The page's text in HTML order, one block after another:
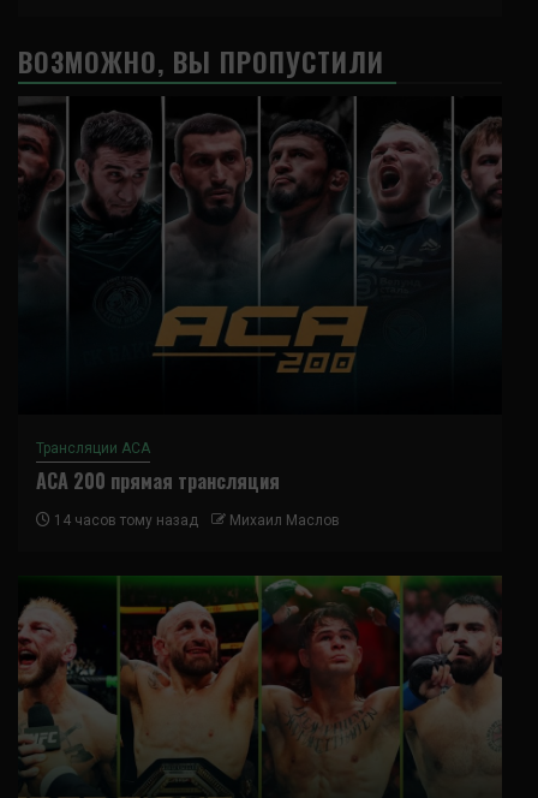
ВОЗМОЖНО, ВЫ ПРОПУСТИЛИ
Трансляции ACA
ACA 200 прямая трансляция
14 часов тому назад Михаил Маслов